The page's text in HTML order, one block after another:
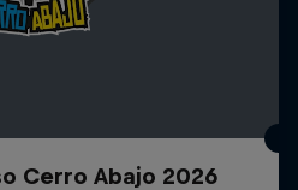
Cerro Abajo 2026